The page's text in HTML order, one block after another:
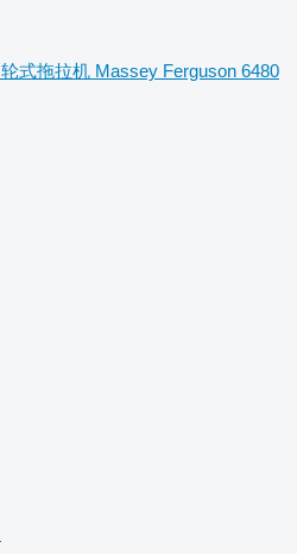
轮式拖拉机 Massey Ferguson 6480